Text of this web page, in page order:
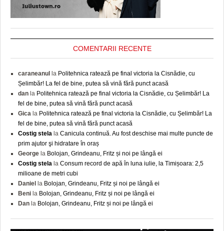
COMENTARII RECENTE
caraneanul la Politehnica ratează pe final victoria la Cisnădie, cu
Șelimbăr! La fel de bine, putea să vină fără punct acasă
dan la Politehnica ratează pe final victoria la Cisnădie, cu Șelimbăr! La
fel de bine, putea să vină fără punct acasă
Gica la Politehnica ratează pe final victoria la Cisnădie, cu Șelimbăr! La
fel de bine, putea să vină fără punct acasă
Costig stela la Canicula continuă. Au fost deschise mai multe puncte de
prim ajutor şi hidratare în oraș
George la Bolojan, Grindeanu, Fritz și noi pe lângă ei
Costig stela la Consum record de apă în luna iulie, la Timișoara: 2,5
milioane de metri cubi
Daniel la Bolojan, Grindeanu, Fritz și noi pe lângă ei
Beni la Bolojan, Grindeanu, Fritz și noi pe lângă ei
Dan la Bolojan, Grindeanu, Fritz și noi pe lângă ei